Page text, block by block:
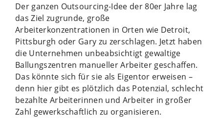
Der ganzen Outsourcing-Idee der 80er Jahre lag
das Ziel zugrunde, große
Arbeiterkonzentrationen in Orten wie Detroit,
Pittsburgh oder Gary zu zerschlagen. Jetzt haben
die Unternehmen unbeabsichtigt gewaltige
Ballungszentren manueller Arbeiter geschaffen.
Das könnte sich für sie als Eigentor erweisen –
denn hier gibt es plötzlich das Potenzial, schlecht
bezahlte Arbeiterinnen und Arbeiter in großer
Zahl gewerkschaftlich zu organisieren.